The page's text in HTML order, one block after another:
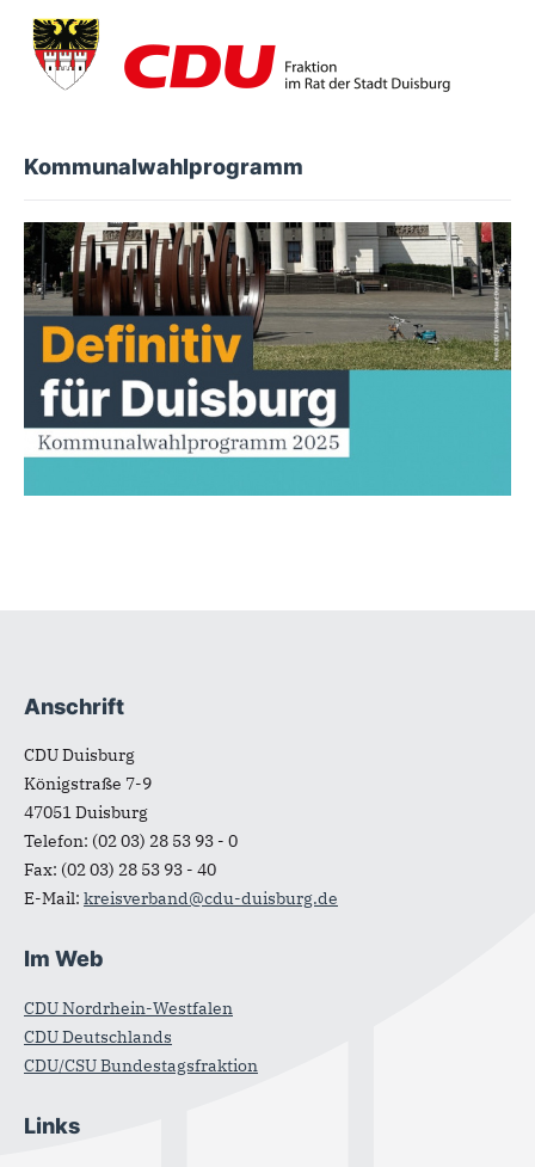
Kommunalwahlprogramm
Fußbereich
Anschrift
CDU Duisburg
Königstraße 7-9
47051Duisburg
Telefon: (02 03) 28 53 93 - 0
Fax: (02 03) 28 53 93 - 40
E-Mail: kreisverband@cdu-duisburg.de
Im Web
CDU Nordrhein-Westfalen
CDU Deutschlands
CDU/CSU Bundestagsfraktion
Links